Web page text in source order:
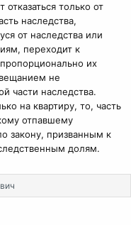
только от
наследства,
от наследства или
переходит к
их
не
части наследства.
на квартиру, то, часть
отпавшему
закону, призванным к
долям.